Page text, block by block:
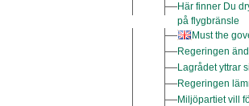
Här finner Du
på flygbränsle
Must the
Regeringen
Lagrådet yttrar
Regeringen
Miljöpartiet vill